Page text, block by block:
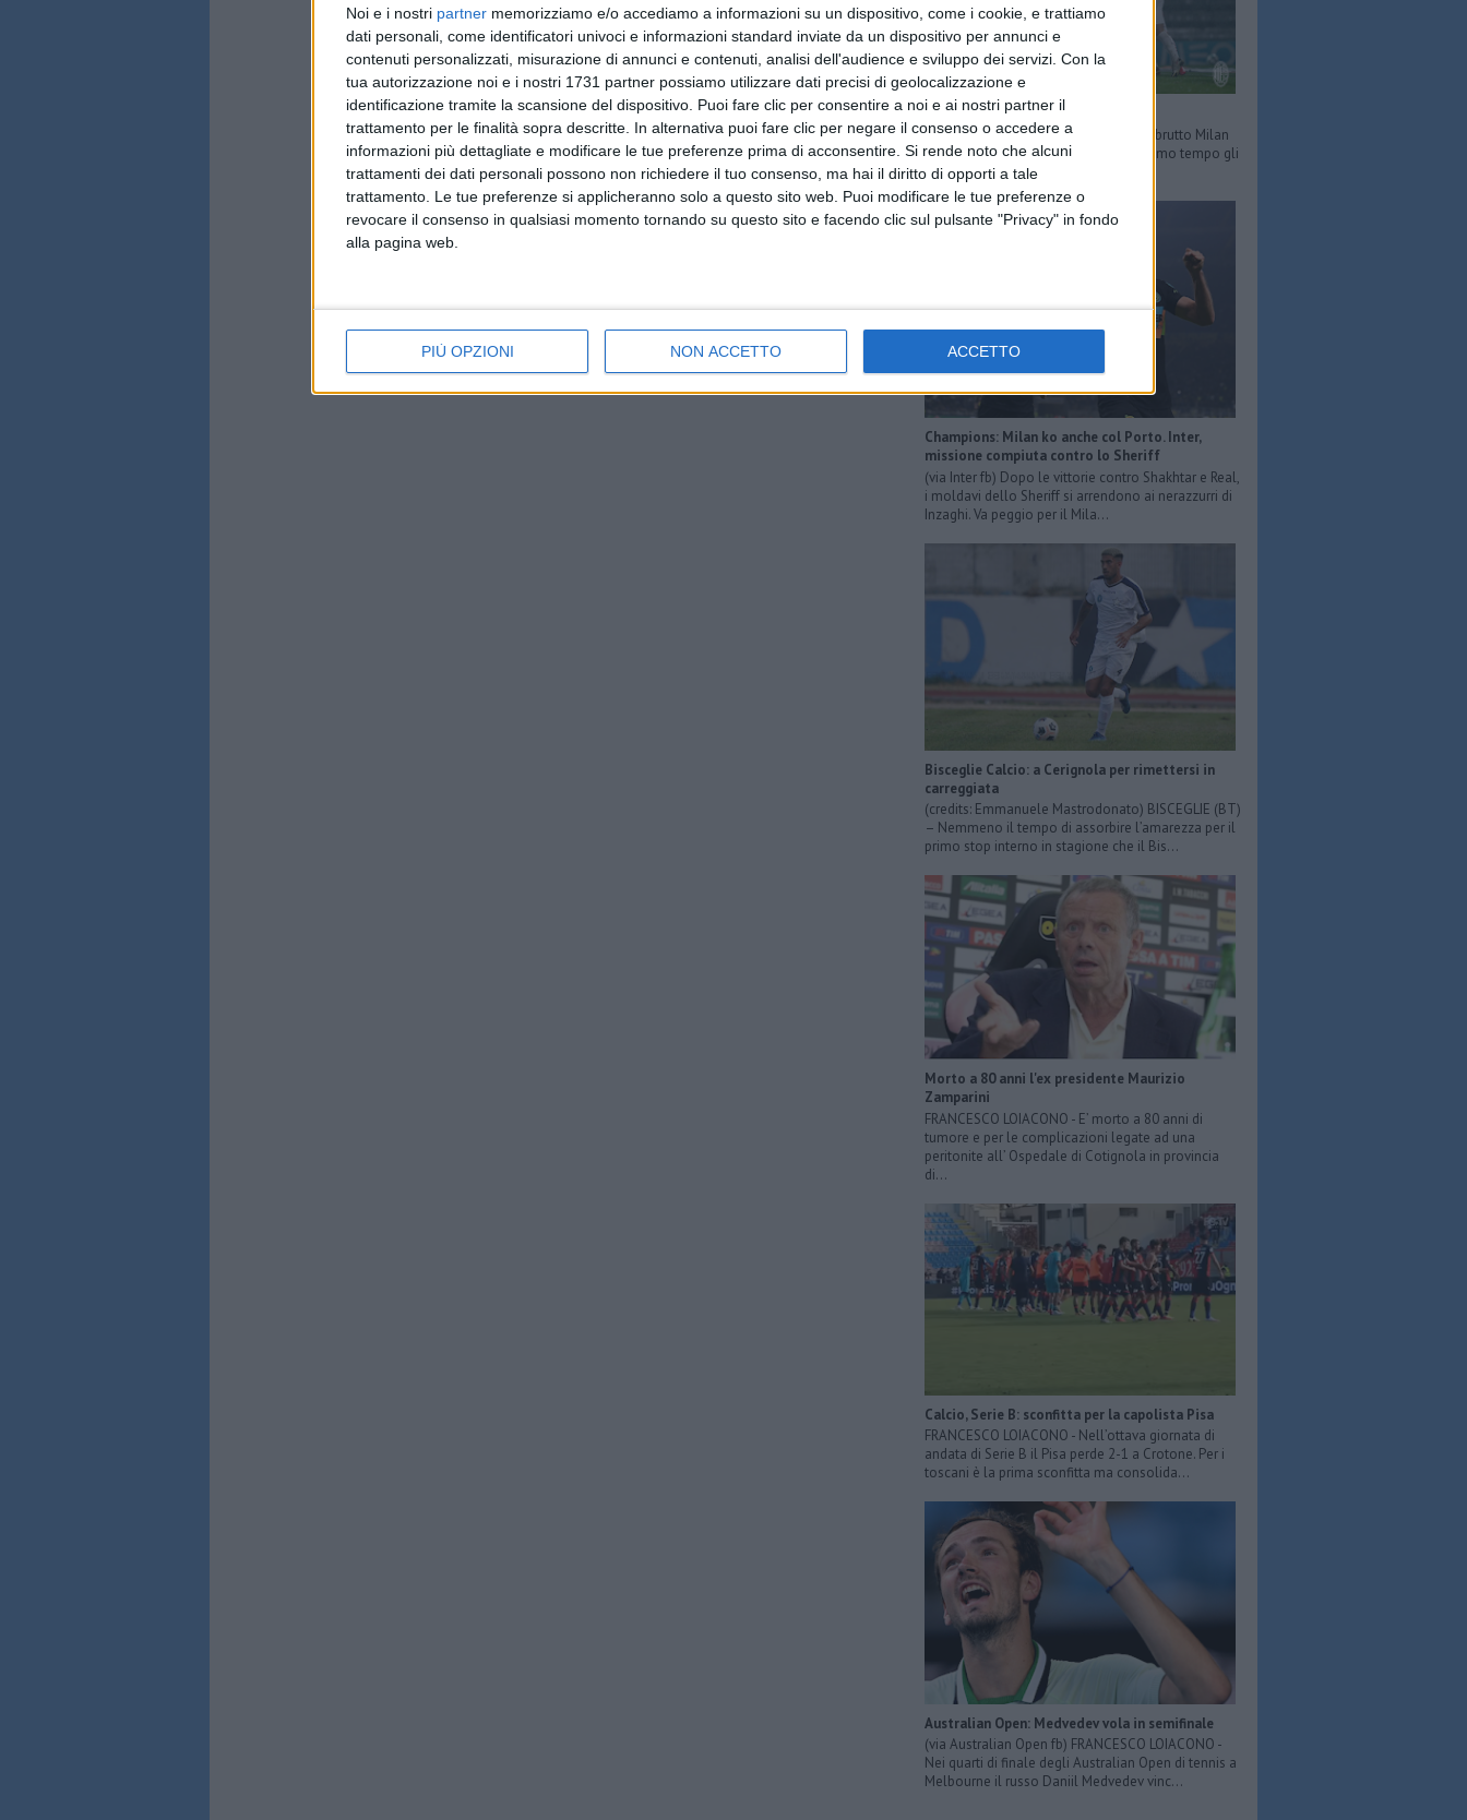
Noi e i nostri partner memorizziamo e/o accediamo a informazioni su un dispositivo, come i cookie, e trattiamo
dati personali, come identificatori univoci e informazioni standard inviate da un dispositivo per annunci e
contenuti personalizzati, misurazione di annunci e contenuti, analisi dell'audience e sviluppo dei servizi. Con la
tua autorizzazione noi e i nostri 1731 partner possiamo utilizzare dati precisi di geolocalizzazione e
identificazione tramite la scansione del dispositivo. Puoi fare clic per consentire a noi e ai nostri partner il
trattamento per le finalità sopra descritte. In alternativa puoi fare clic per negare il consenso o accedere a
informazioni più dettagliate e modificare le tue preferenze prima di acconsentire. Si rende noto che alcuni
trattamenti dei dati personali possono non richiedere il tuo consenso, ma hai il diritto di opporti a tale
trattamento. Le tue preferenze si applicheranno solo a questo sito web. Puoi modificare le tue preferenze o
revocare il consenso in qualsiasi momento tornando su questo sito e facendo clic sul pulsante "Privacy" in fondo
alla pagina web.
PIÙ OPZIONI NON ACCETTO ACCETTO
Il Milan conquista Bologna
(via Ac Milan fb) PIERO CHIMENTI - Un brutto Milan
espugna il Dall'Ara di Bologna. Nel primo tempo gli
uomini di Mihajlovic partono ben...
Champions: Milan ko anche col Porto. Inter,
missione compiuta contro lo Sheriff
(via Inter fb) Dopo le vittorie contro Shakhtar e Real,
i moldavi dello Sheriff si arrendono ai nerazzurri di
Inzaghi. Va peggio per il Mila...
Bisceglie Calcio: a Cerignola per rimettersi in
carreggiata
(credits: Emmanuele Mastrodonato) BISCEGLIE (BT)
– Nemmeno il tempo di assorbire l’amarezza per il
primo stop interno in stagione che il Bis...
Morto a 80 anni l'ex presidente Maurizio
Zamparini
FRANCESCO LOIACONO - E’ morto a 80 anni di
tumore e per le complicazioni legate ad una
peritonite all’ Ospedale di Cotignola in provincia
di...
Calcio, Serie B: sconfitta per la capolista Pisa
FRANCESCO LOIACONO - Nell’ottava giornata di
andata di Serie B il Pisa perde 2-1 a Crotone. Per i
toscani è la prima sconfitta ma consolida...
Australian Open: Medvedev vola in semifinale
(via Australian Open fb) FRANCESCO LOIACONO -
Nei quarti di finale degli Australian Open di tennis a
Melbourne il russo Daniil Medvedev vinc...